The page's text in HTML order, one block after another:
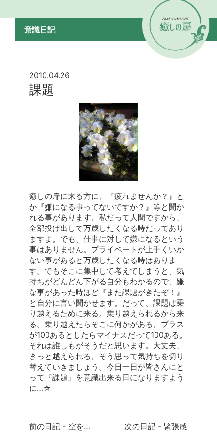
意識日記
2010.04.26
課題
癒しの扉に来る方に、『疲れませんか？』と
か『嫌になる事ってないですか？』等と聞か
れる事があります。私だって人間ですから、
全部投げ出して万歳したくなる時だってあり
ますよ。でも、仕事に対して嫌になるという
事はありません。プライベートが上手くいか
ない事があると万歳したくなる時はありま
す。でもそこに集中して考えてしまうと、気
持ちがどんどん下がる自分もわかるので、嫌
な事があった時ほど『また課題がきたぞ！』
と自分に言い聞かせます。だって、課題は乗
り越えるために来る。乗り越えられるから来
る。乗り越えたらそこに何かがある。プラス
が100あるとしたらマイナスだって100ある。
それは誰しもがそうだと思います。大丈夫、
きっと越えられる。そう思って気持ちを切り
替えていきましょう。今日一日が皆さんにと
って『課題』を意識出来る日になりますよう
に…☆
前
前の日記 - 空を見上げて… 次の日記 - 緊張感